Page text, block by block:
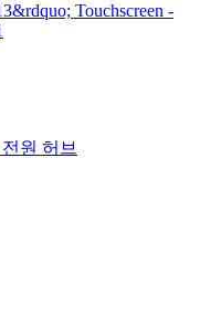
Touchscreen -
원 허브